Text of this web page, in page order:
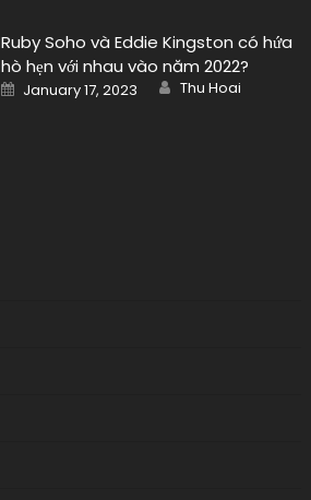
Ruby Soho và Eddie Kingston có hứa
hò hẹn với nhau vào năm 2022?
Posted
on
January 17, 2023 Author
Thu Hoai